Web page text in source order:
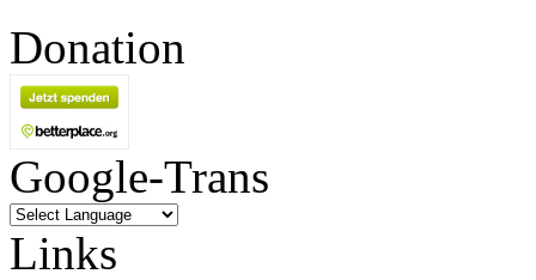
Donation
Google-Trans
Links